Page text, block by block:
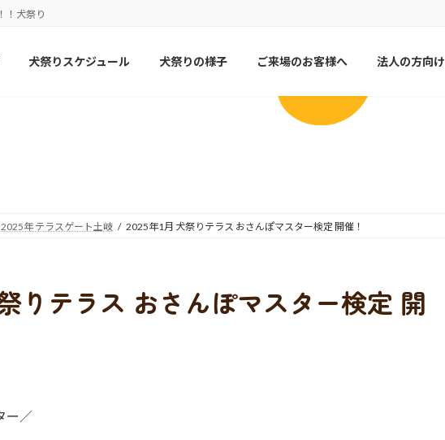
！犬祭り
犬祭りスケジュール 犬祭りの様子 ご来場のお客様へ 法人の方向け
年 テラスゲート土岐 2025年1月 犬祭りテラス おさんぽマスター検定 開催！
りテラス おさんぽマスター検定 開
ー／